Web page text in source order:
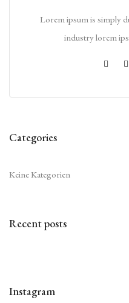
Lorem ipsum is simply
industry lorem
Categories
Keine Kategorien
Recent posts
Instagram